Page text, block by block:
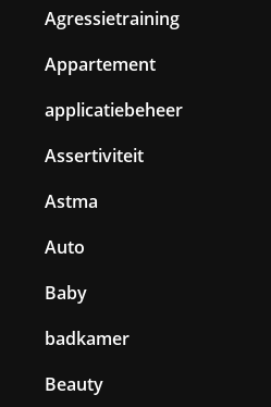
Agressietraining
Appartement
applicatiebeheer
Assertiviteit
Astma
Auto
Baby
badkamer
Beauty